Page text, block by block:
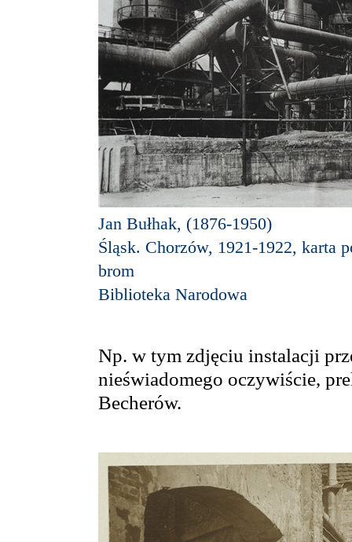
Jan Bułhak, (1876-1950)
Śląsk. Chorzów, 1921-1922, karta
brom
Biblioteka Narodowa
Np. w tym zdjęciu instalacji
nieświadomego oczywiście,
Becherów.